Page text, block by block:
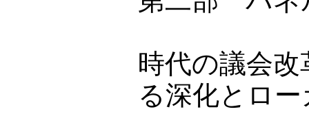
時代の議会
る深化とロ